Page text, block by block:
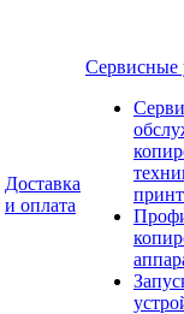
Доставка
и оплата
Сервисные